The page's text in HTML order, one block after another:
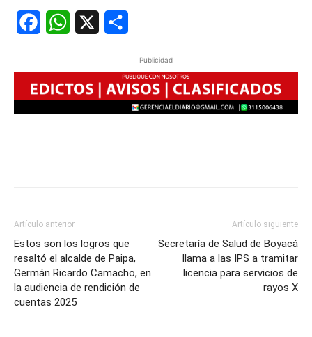
FacebookWhatsApp
Publicidad
Artículo anterior
Estos son los logros que
resaltó el alcalde de Paipa,
Germán Ricardo Camacho, en
la audiencia de rendición de
cuentas 2025
Artículo siguiente
Secretaría de Salud de Boyacá
llama a las IPS a tramitar
licencia para servicios de
rayos X